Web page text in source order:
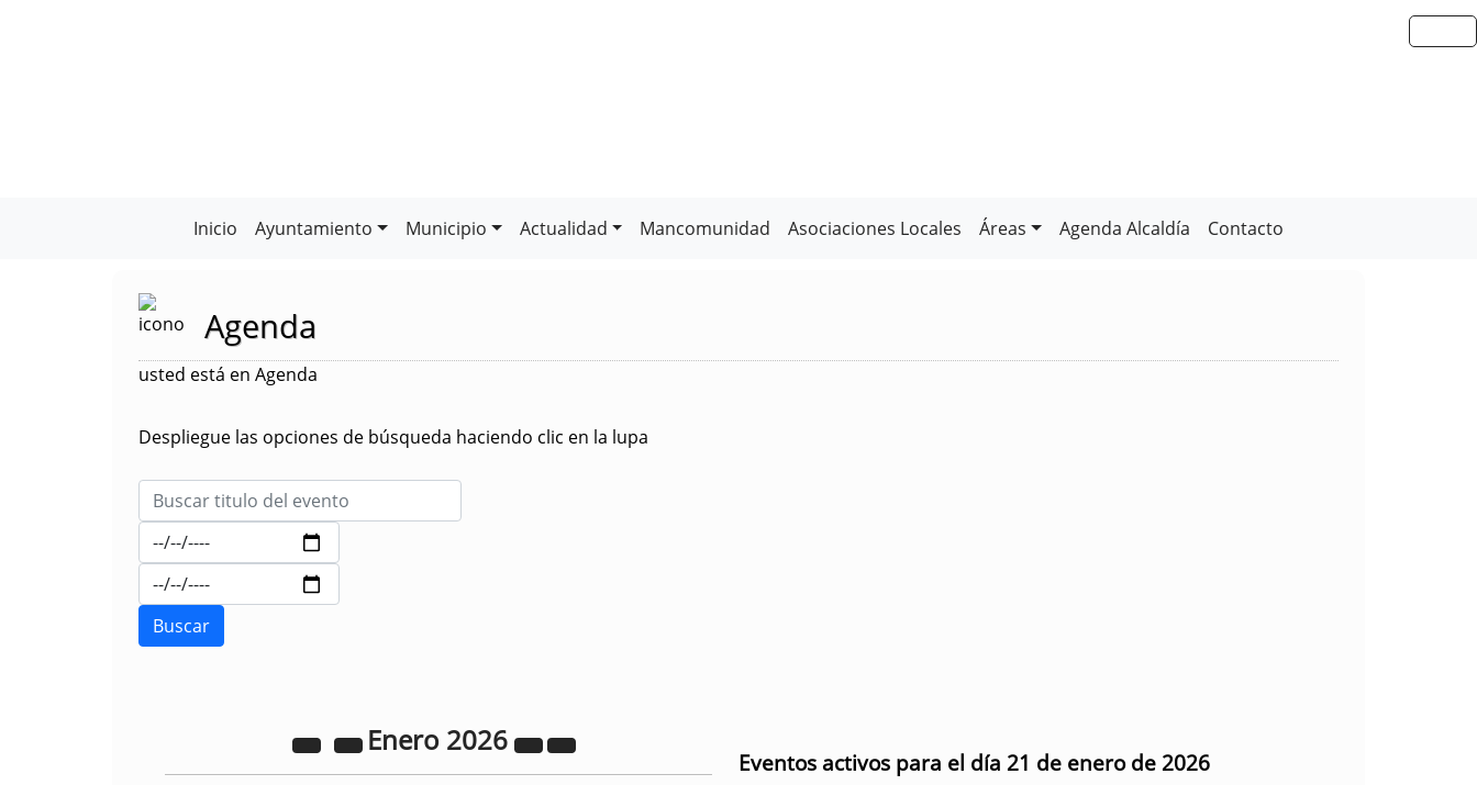
Inicio Ayuntamiento Municipio Actualidad Mancomunidad Asociaciones Locales Áreas Agenda Alcaldía Contacto
Agenda
usted está en Agenda
Despliegue las opciones de búsqueda haciendo clic en la lupa
Enero 2026
Eventos activos para el día 21 de enero de 2026